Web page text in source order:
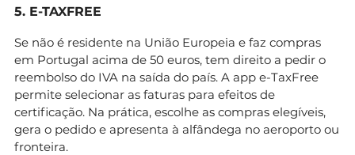
5. E-TAXFREE
Se não é residente na União Europeia e faz compras
em Portugal acima de 50 euros, tem direito a pedir o
reembolso do IVA na saída do país. A app e-TaxFree
permite selecionar as faturas para efeitos de
certificação. Na prática, escolhe as compras elegíveis,
gera o pedido e apresenta à alfândega no aeroporto ou
fronteira.